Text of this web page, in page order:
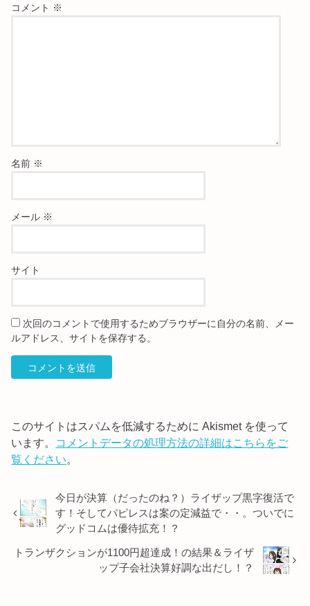
コメント ※
名前 ※
メール ※
サイト
次回のコメントで使用するためブラウザーに自分の名前、メー
ルアドレス、サイトを保存する。
このサイトはスパムを低減するために Akismet を使って
います。 コメントデータの処理方法の詳細はこちらをご
覧ください。
今日が決算（だったのね？）ライザップ黒字復活で
す！そしてパピレスは案の定減益で・・。ついでに
グッドコムは優待拡充！？
トランザクションが1100円超達成！の結果＆ライザ
ップ子会社決算好調な出だし！？